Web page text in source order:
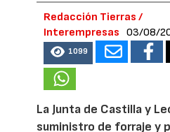
Redacción Tierras /
Interempresas
03/08/
1099
La Junta de Castilla y
suministro de forraje y